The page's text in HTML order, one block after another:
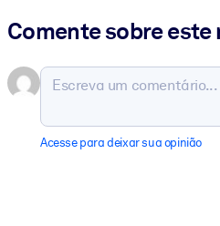
Comente sobre este
Acesse para deixar sua opinião